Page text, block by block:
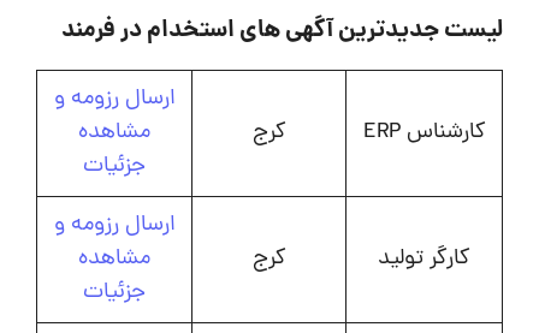
لیست جدیدترین آگهی های استخدام در فرمند
کارشناس ERP کرج
ارسال رزومه و
مشاهده
جزئیات
کارگر تولید کرج
ارسال رزومه و
مشاهده
جزئیات